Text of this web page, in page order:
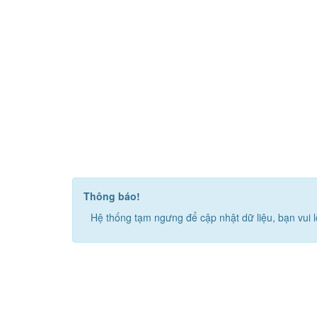
Thông báo!
Hệ thống tạm ngưng để cập nhật dữ liệu, bạn vui